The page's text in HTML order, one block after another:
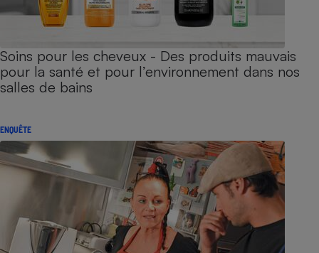
Soins pour les cheveux - Des produits mauvais
pour la santé et pour l’environnement dans nos
salles de bains
ENQUÊTE